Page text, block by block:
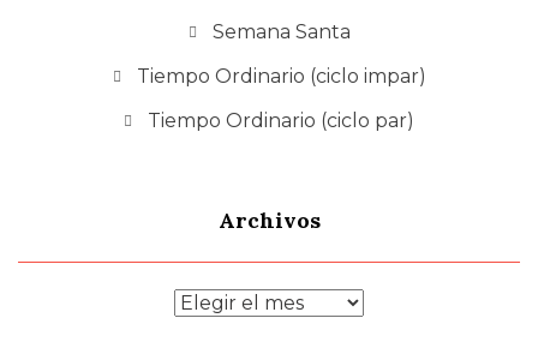
Semana Santa
Tiempo Ordinario (ciclo impar)
Tiempo Ordinario (ciclo par)
Archivos
Archivos